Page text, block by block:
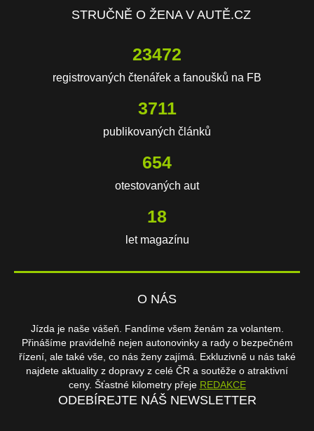
STRUČNĚ O ŽENA V AUTĚ.CZ
23472
registrovaných čtenářek a fanoušků na FB
3711
publikovaných článků
654
otestovaných aut
18
let magazínu
O NÁS
Jízda je naše vášeň. Fandíme všem ženám za volantem.
Přinášíme pravidelně nejen autonovinky a rady o bezpečném
řízení, ale také vše, co nás ženy zajímá. Exkluzivně u nás také
najdete aktuality z dopravy z celé ČR a soutěže o atraktivní
ceny. Šťastné kilometry přeje REDAKCE
ODEBÍREJTE NÁŠ NEWSLETTER